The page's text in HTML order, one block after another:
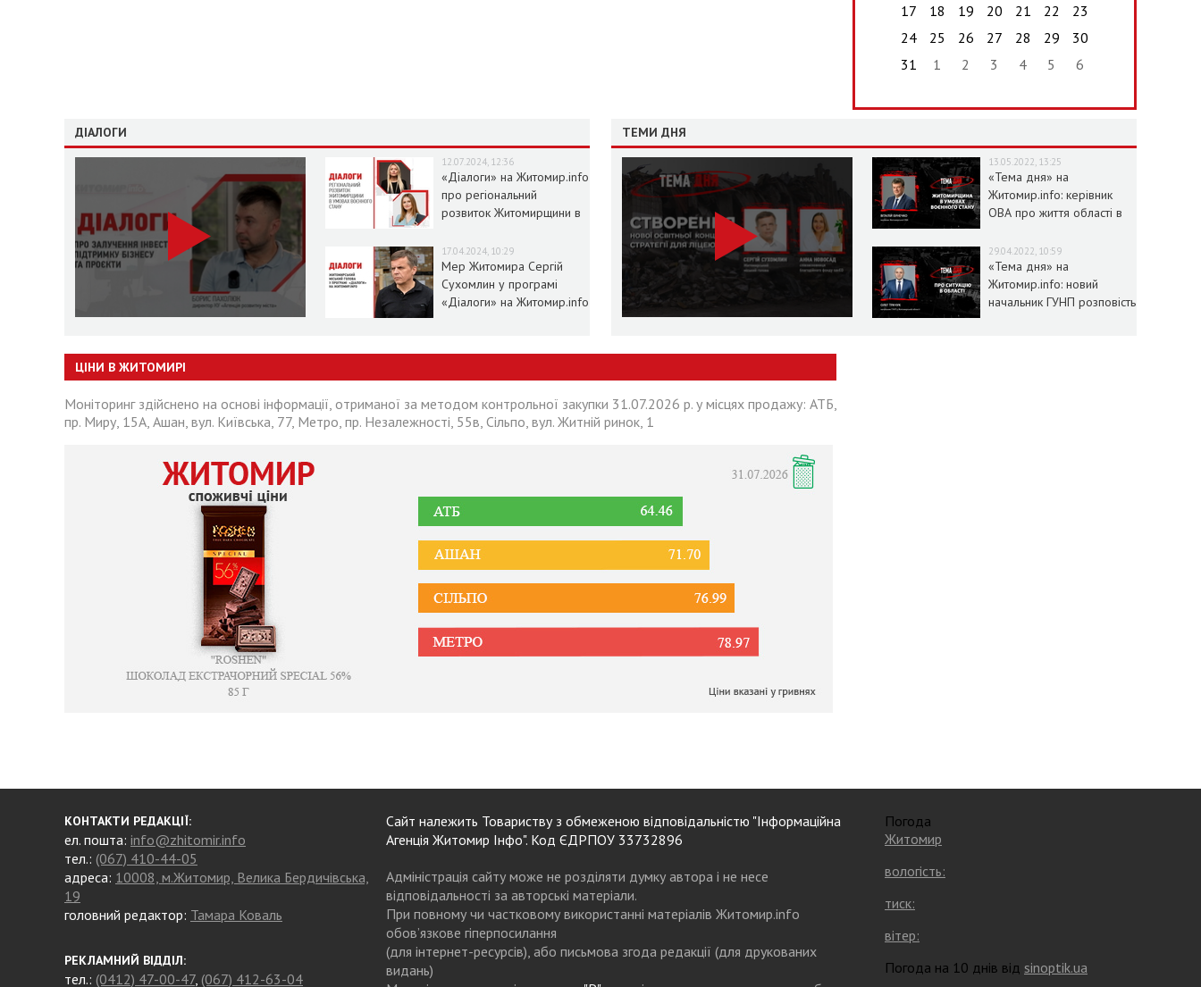
17
18 19 20 21 22
23
24
25 26 27 28 29
30
31
1 2 3 4 5 6
ДІАЛОГИ
12.07.2024, 12:36
«Діалоги» на Житомир.info
про регіональний
розвиток Житомирщини в
17.04.2024, 10:29
Мер Житомира Сергій
Сухомлин у програмі
«Діалоги» на Житомир.info
ТЕМИ ДНЯ
13.05.2022, 13:25
«Тема дня» на
Житомир.info: керівник
ОВА про життя області в
29.04.2022, 10:59
«Тема дня» на
Житомир.info: новий
начальник ГУНП розповість
ЦІНИ В ЖИТОМИРІ
Моніторинг здійснено на основі інформації, отриманої за методом контрольної закупки 31.07.2026 р. у місцях продажу: АТБ,
пр. Миру, 15А, Ашан, вул. Київська, 77, Метро, пр. Незалежності, 55в, Сільпо, вул. Житній ринок, 1
КОНТАКТИ РЕДАКЦІЇ:
ел. пошта: info@zhitomir.info
тел.: (067) 410-44-05
адреса: 10008, м.Житомир, Велика Бердичівська,
19
головний редактор: Тамара Коваль
РЕКЛАМНИЙ ВІДДІЛ:
тел.: (0412) 47-00-47, (067) 412-63-04
Сайт належить Товариству з обмеженою відповідальністю "Інформаційна
Агенція Житомир Інфо". Код ЄДРПОУ 33732896
Адміністрація сайту може не розділяти думку автора і не несе
відповідальності за авторські матеріали.
При повному чи частковому використанні матеріалів Житомир.info
обов’язкове гіперпосилання
(для інтернет-ресурсів), або письмова згода редакції (для друкованих
видань)
Погода
Житомир
вологість:
тиск:
вітер:
Погода на 10 днів від sinoptik.ua